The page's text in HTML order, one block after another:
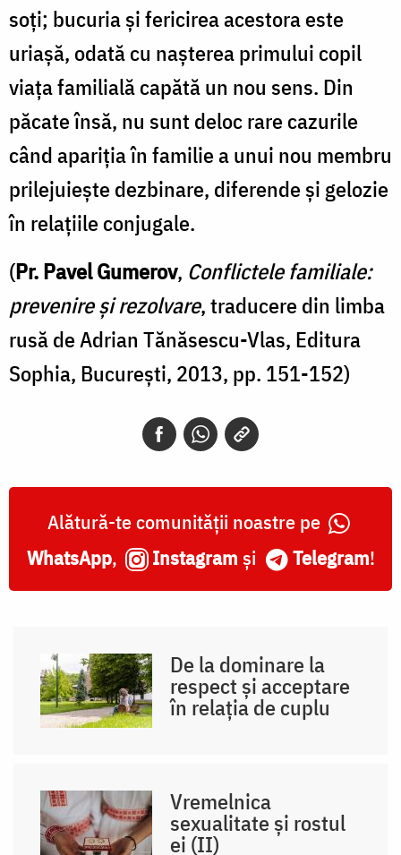
soţi; bucuria şi fericirea acestora este
uriaşă, odată cu naşterea primului copil
viaţa familială capătă un nou sens. Din
păcate însă, nu sunt deloc rare cazurile
când apariţia în familie a unui nou membru
prilejuieşte dezbinare, diferende şi gelozie
în relaţiile conjugale.
(Pr. Pavel Gumerov, Conflictele familiale:
prevenire și rezolvare, traducere din limba
rusă de Adrian Tănăsescu-Vlas, Editura
Sophia, București, 2013, pp. 151-152)
Alătură-te comunității noastre pe
WhatsApp, Instagram și Telegram!
De la dominare la
respect și acceptare
în relația de cuplu
Vremelnica
sexualitate și rostul
ei (II)